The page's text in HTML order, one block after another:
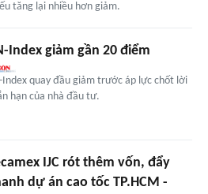
tăng lại nhiều hơn giảm.
Index giảm gần 20 điểm
Index quay đầu giảm trước áp lực chốt lời
hạn của nhà đầu tư.
IJC rót thêm vốn, đẩy
dự án cao tốc TP.HCM -